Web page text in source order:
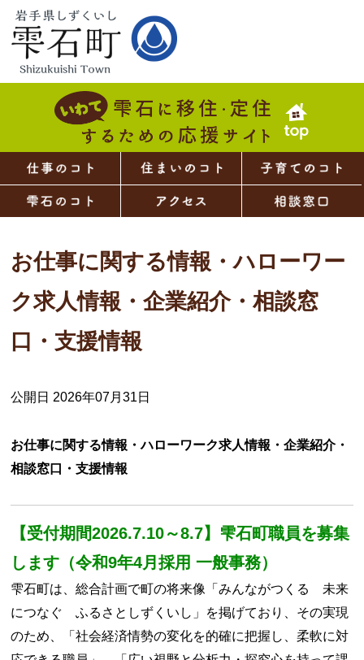
お仕事に関する情報・ハローワー
ク求人情報・企業紹介・相談窓
口・支援情報
公開日 2026年07月31日
お仕事に関する情報・ハローワーク求人情報・企業紹介・
相談窓口・支援情報
【受付期間2026.7.10～8.7】雫石町職員を募集
します（令和9年4月採用 一般事務）
雫石町は、総合計画で町の将来像「みんながつくる 未来
につなぐ ふるさとしずくいし」を掲げており、その実現
のため、「社会経済情勢の変化を的確に把握し、柔軟に対